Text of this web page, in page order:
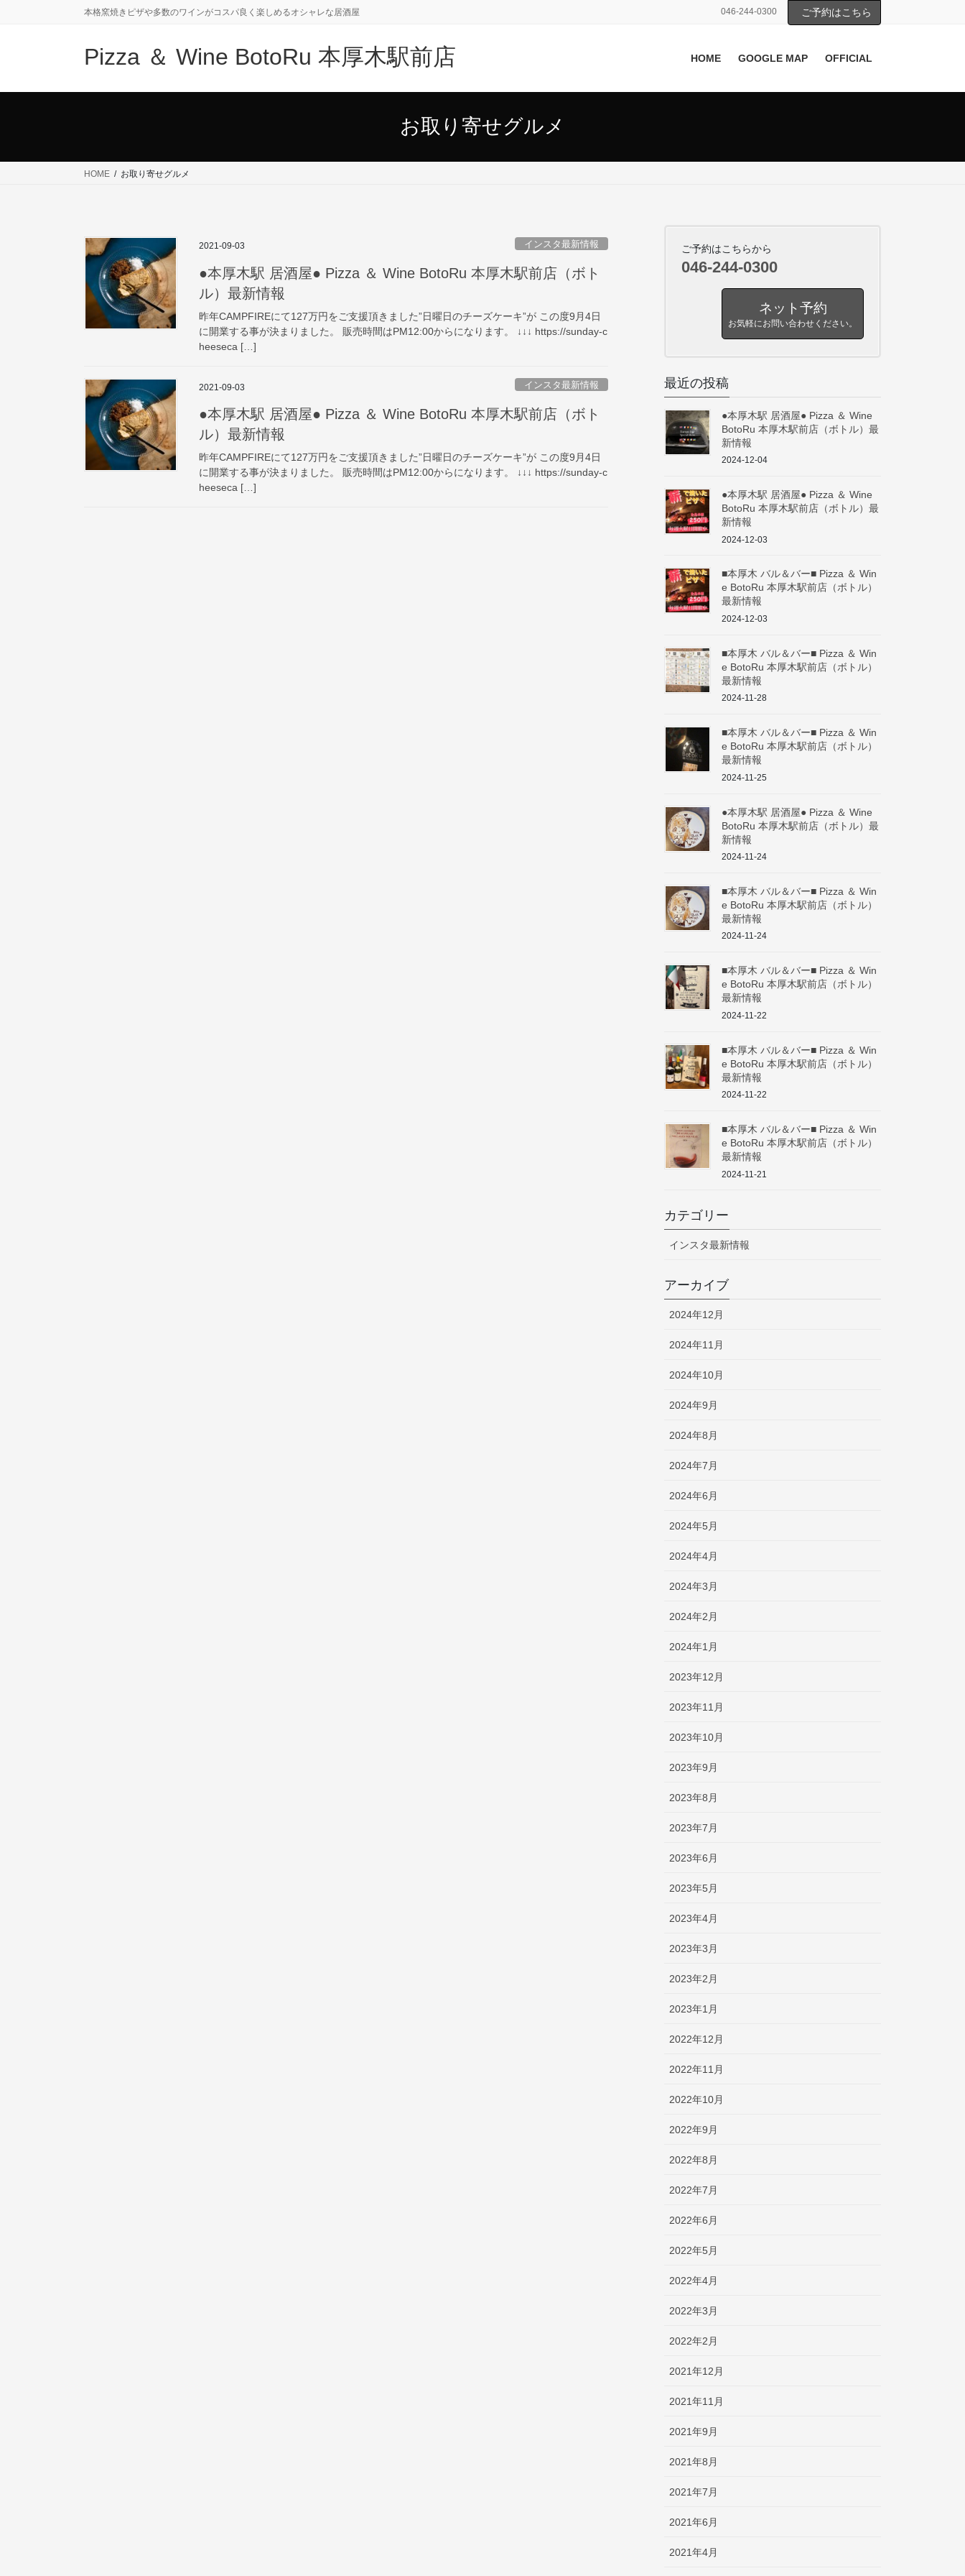
に
ョ
動
本格窯焼きピザや多数のワインがコスパ良く楽しめるオシャレな居酒屋 046-244-0300 ご予約はこちら
Pizza ＆ Wine BotoRu 本厚木駅前店 HOME GOOGLE MAP OFFICIAL
お取り寄せグルメ
HOME お取り寄せグルメ
2021-09-03 インスタ最新情報
●本厚木駅 居酒屋● Pizza ＆ Wine BotoRu 本厚木駅前店（ボト
ル）最新情報
昨年CAMPFIREにて127万円をご支援頂きました”日曜日のチーズケーキ”が この度9月4日
に開業する事が決まりました。 販売時間はPM12:00からになります。 ↓↓↓ https://sunday-c
heeseca […]
2021-09-03 インスタ最新情報
●本厚木駅 居酒屋● Pizza ＆ Wine BotoRu 本厚木駅前店（ボト
ル）最新情報
昨年CAMPFIREにて127万円をご支援頂きました”日曜日のチーズケーキ”が この度9月4日
に開業する事が決まりました。 販売時間はPM12:00からになります。 ↓↓↓ https://sunday-c
heeseca […]
ご予約はこちらから
046-244-0300
ネット予約
お気軽にお問い合わせください。
最近の投稿
●本厚木駅 居酒屋● Pizza ＆ Wine
BotoRu 本厚木駅前店（ボトル）最
新情報
2024-12-04
●本厚木駅 居酒屋● Pizza ＆ Wine
BotoRu 本厚木駅前店（ボトル）最
新情報
2024-12-03
■本厚木 バル＆バー■ Pizza ＆ Win
e BotoRu 本厚木駅前店（ボトル）
最新情報
2024-12-03
■本厚木 バル＆バー■ Pizza ＆ Win
e BotoRu 本厚木駅前店（ボトル）
最新情報
2024-11-28
■本厚木 バル＆バー■ Pizza ＆ Win
e BotoRu 本厚木駅前店（ボトル）
最新情報
2024-11-25
●本厚木駅 居酒屋● Pizza ＆ Wine
BotoRu 本厚木駅前店（ボトル）最
新情報
2024-11-24
■本厚木 バル＆バー■ Pizza ＆ Win
e BotoRu 本厚木駅前店（ボトル）
最新情報
2024-11-24
■本厚木 バル＆バー■ Pizza ＆ Win
e BotoRu 本厚木駅前店（ボトル）
最新情報
2024-11-22
■本厚木 バル＆バー■ Pizza ＆ Win
e BotoRu 本厚木駅前店（ボトル）
最新情報
2024-11-22
■本厚木 バル＆バー■ Pizza ＆ Win
e BotoRu 本厚木駅前店（ボトル）
最新情報
2024-11-21
カテゴリー
インスタ最新情報
アーカイブ
2024年12月
2024年11月
2024年10月
2024年9月
2024年8月
2024年7月
2024年6月
2024年5月
2024年4月
2024年3月
2024年2月
2024年1月
2023年12月
2023年11月
2023年10月
2023年9月
2023年8月
2023年7月
2023年6月
2023年5月
2023年4月
2023年3月
2023年2月
2023年1月
2022年12月
2022年11月
2022年10月
2022年9月
2022年8月
2022年7月
2022年6月
2022年5月
2022年4月
2022年3月
2022年2月
2021年12月
2021年11月
2021年9月
2021年8月
2021年7月
2021年6月
2021年4月